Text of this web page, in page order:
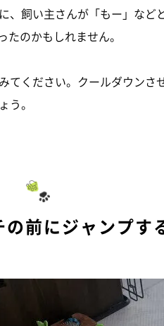
、飼い主さんが「もー」など
のかもしれません。
てください。クールダウンさ
う。
前にジャンプす